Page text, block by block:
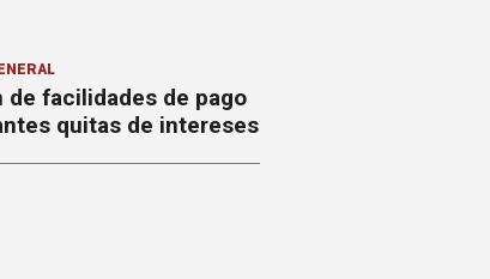
de facilidades de pago
quitas de intereses